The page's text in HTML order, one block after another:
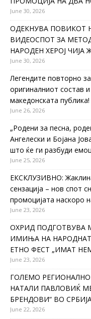
June 30, 2026
ОДЕКНУВА ПОВИКОТ
ВИДЕОСПОТ ЗА
НАРОДЕН ХЕРОЈ ЧИЈА
June 30, 2026
Легендите повторно
оригиналниот состав и
македонската публика!
June 26, 2026
„Родени за песна,
Ангелески и Бојана
што ќе ги разбуди
June 25, 2026
ЕКСКЛУЗИВНО:
сензација – нов спот
промоцијата наскоро
June 23, 2026
ОХРИД ПОДГОТВУВА
ИМИЊА НА
ЕТНО ФЕСТ „ИМАТ
June 23, 2026
ГОЛЕМО РЕГИОНАЛНО
НАТАЛИ ПАВЛОВИЌ
БРЕНДОВИ“ ВО
June 22, 2026